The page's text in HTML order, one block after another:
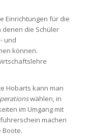
Einrichtungen für die
die Schüler
und
können.
Hobarts kann man
wählen, in
im Umgang mit
machen
Boote.